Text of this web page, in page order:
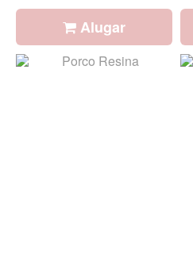
Alugar